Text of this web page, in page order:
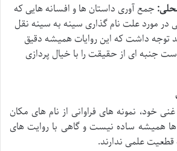
جمع آوری داستان ها و افسانه هایی که
در مورد علت نام گذاری سینه به سینه نقل
توجه داشت که این روایات همیشه دقیق
جنبه ای از حقیقت را با خیال پردازی
خود، نمونه های فراوانی از نام های مکان
ها همیشه ساده نیست و گاهی با روایت های
علمی ندارند.